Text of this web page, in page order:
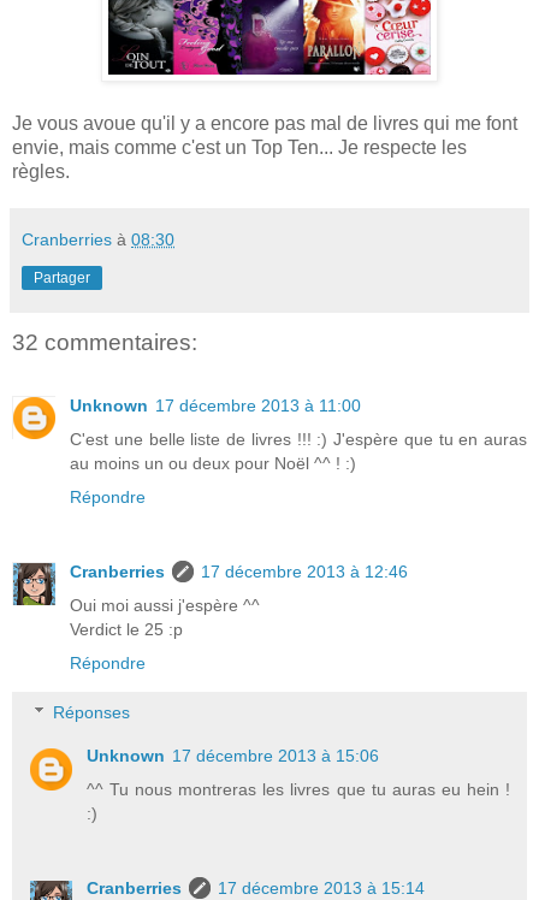
Je vous avoue qu'il y a encore pas mal de livres qui me font
envie, mais comme c'est un Top Ten... Je respecte les
règles.
Cranberries à 08:30
Partager
32 commentaires:
Unknown 17 décembre 2013 à 11:00
C'est une belle liste de livres !!! :) J'espère que tu en auras
au moins un ou deux pour Noël ^^ ! :)
Répondre
Cranberries
17 décembre 2013 à 12:46
Oui moi aussi j'espère ^^
Verdict le 25 :p
Répondre
Réponses
Unknown 17 décembre 2013 à 15:06
^^ Tu nous montreras les livres que tu auras eu hein !
:)
Cranberries
17 décembre 2013 à 15:14